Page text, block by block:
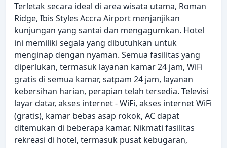
Terletak secara ideal di area wisata utama, Roman
Ridge, Ibis Styles Accra Airport menjanjikan
kunjungan yang santai dan mengagumkan. Hotel
ini memiliki segala yang dibutuhkan untuk
menginap dengan nyaman. Semua fasilitas yang
diperlukan, termasuk layanan kamar 24 jam, WiFi
gratis di semua kamar, satpam 24 jam, layanan
kebersihan harian, perapian telah tersedia. Televisi
layar datar, akses internet - WiFi, akses internet WiFi
(gratis), kamar bebas asap rokok, AC dapat
ditemukan di beberapa kamar. Nikmati fasilitas
rekreasi di hotel, termasuk pusat kebugaran,